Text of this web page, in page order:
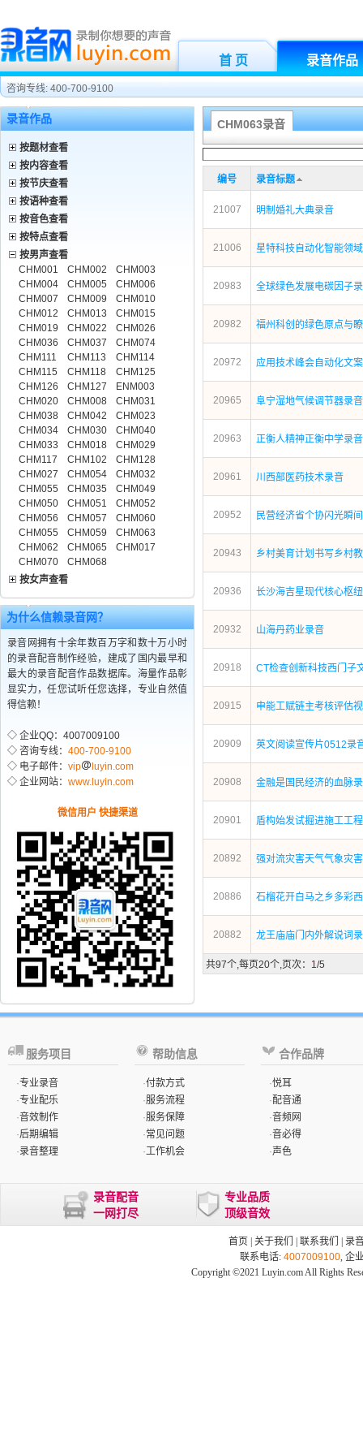
首 页 录音作品
咨询专线: 400-700-9100
录音作品
按题材查看
按内容查看
按节庆查看
按语种查看
按音色查看
按特点查看
按男声查看
CHM001
CHM002
CHM003
CHM004
CHM005
CHM006
CHM007
CHM009
CHM010
CHM012
CHM013
CHM015
CHM019
CHM022
CHM026
CHM036
CHM037
CHM074
CHM111
CHM113
CHM114
CHM115
CHM118
CHM125
CHM126
CHM127
ENM003
CHM020
CHM008
CHM031
CHM038
CHM042
CHM023
CHM034
CHM030
CHM040
CHM033
CHM018
CHM029
CHM117
CHM102
CHM128
CHM027
CHM054
CHM032
CHM055
CHM035
CHM049
CHM050
CHM051
CHM052
CHM056
CHM057
CHM060
CHM055
CHM059
CHM063
CHM062
CHM065
CHM017
CHM070
CHM068
按女声查看
为什么信赖录音网？
录音网拥有十余年数百万字和数十万小时
的录音配音制作经验，建成了国内最早和
最大的录音配音作品数据库。海量作品彰
显实力，任您试听任您选择，专业自然值
得信赖！
◇ 企业QQ：4007009100
◇ 咨询专线： 400-700-9100
◇ 电子邮件： vip
luyin.com
◇ 企业网站： www.luyin.com
微信用户 快捷渠道
CHM063录音
编号 录音标题
21007 明制婚礼大典录音
21006 星特科技自动化智能领
20983 全球绿色发展电碳因子
20982 福州科创的绿色原点与
20972 应用技术峰会自动化文
20965 阜宁湿地气候调节器录音
20963 正衡人精神正衡中学录音
20961 川西部医药技术录音
20952 民营经济省个协闪光瞬
20943 乡村美育计划书写乡村
20936 长沙海吉星现代核心枢
20932 山海丹药业录音
20918 CT检查创新科技西门子
20915 申能工赋链主考核评估
20909 英文阅读宣传片0512录
20908 金融是国民经济的血脉
20901 盾构始发试掘进施工工
20892 强对流灾害天气气象灾
20886 石榴花开白马之乡多彩
20882 龙王庙庙门内外解说词
共97个,每页20个,页次： 1/5
服务项目
·专业录音
·专业配乐
·音效制作
·后期编辑
·录音整理
帮助信息
·付款方式
·服务流程
·服务保障
·常见问题
·工作机会
合作品牌
·悦耳
·配音通
·音频网
·音必得
·声色
录音配音
一网打尽
专业品质
顶级音效
首页 关于我们 联系我们
录
联系电话: 4007009100, 企
Copyright ©2021 Luyin.com All Rights